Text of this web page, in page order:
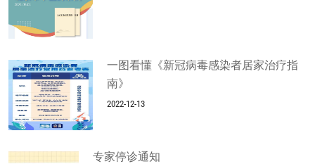
一图看懂《新冠病毒感染者居家治疗指
南》
2022-12-13
专家停诊通知